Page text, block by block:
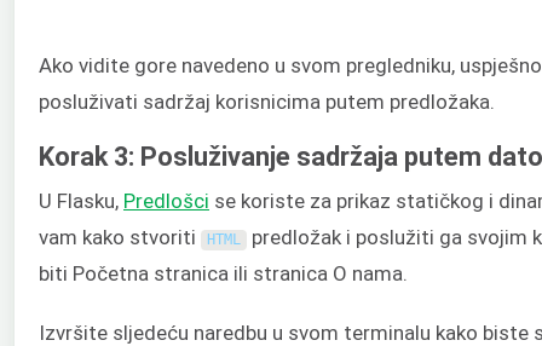
Ako vidite gore navedeno u svom pregledniku,
posluživati sadržaj korisnicima putem predložaka.
Korak 3: Posluživanje sadržaja putem
U Flasku, Predlošci se koriste za prikaz statičkog i
vam kako stvoriti
HTML predložak i poslužiti ga svojim
biti Početna stranica ili stranica O nama.
Izvršite sljedeću naredbu u svom terminalu kako biste